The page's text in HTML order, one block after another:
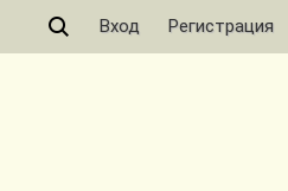
Вход Регистрация